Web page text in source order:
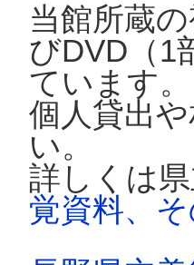
当館所蔵
びDVD（1
ています。
個人貸出
い。
詳しくは
覚資料、